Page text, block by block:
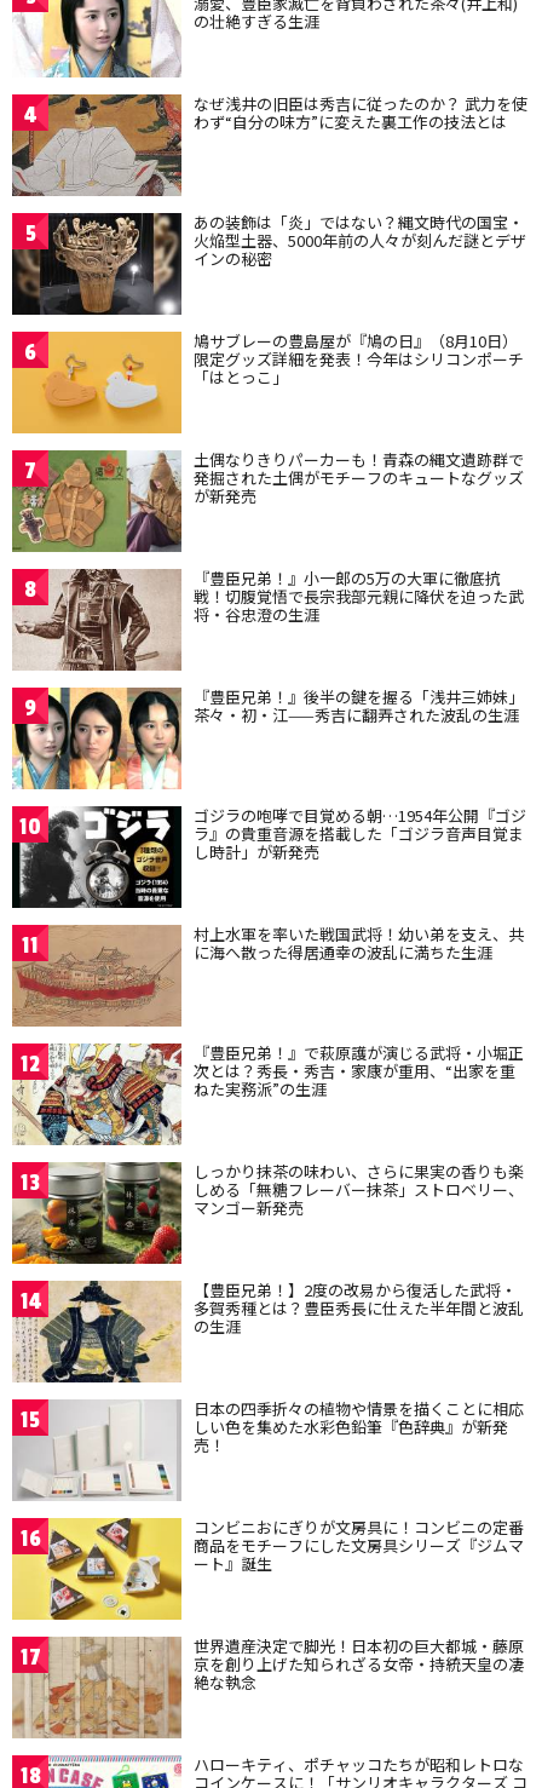
の壮絶すぎる生涯
4 なぜ浅井の旧臣は秀吉に従ったのか？ 武力を使
わず“自分の味方”に変えた裏工作の技法とは
5 あの装飾は「炎」ではない？縄文時代の国宝・
火焔型土器、5000年前の人々が刻んだ謎とデザ
インの秘密
6 鳩サブレーの豊島屋が『鳩の日』（8月10日）
限定グッズ詳細を発表！今年はシリコンポーチ
「はとっこ」
7 土偶なりきりパーカーも！青森の縄文遺跡群で
発掘された土偶がモチーフのキュートなグッズ
が新発売
8 『豊臣兄弟！』小一郎の5万の大軍に徹底抗
戦！切腹覚悟で長宗我部元親に降伏を迫った武
将・谷忠澄の生涯
9 『豊臣兄弟！』後半の鍵を握る「浅井三姉妹」
茶々・初・江——秀吉に翻弄された波乱の生涯
10 ゴジラの咆哮で目覚める朝…1954年公開『ゴジ
ラ』の貴重音源を搭載した「ゴジラ音声目覚ま
し時計」が新発売
11 村上水軍を率いた戦国武将！幼い弟を支え、共
に海へ散った得居通幸の波乱に満ちた生涯
12 『豊臣兄弟！』で萩原護が演じる武将・小堀正
次とは？秀長・秀吉・家康が重用、“出家を重
ねた実務派”の生涯
13 しっかり抹茶の味わい、さらに果実の香りも楽
しめる「無糖フレーバー抹茶」ストロベリー、
マンゴー新発売
14 【豊臣兄弟！】2度の改易から復活した武将・
多賀秀種とは？豊臣秀長に仕えた半年間と波乱
の生涯
15 日本の四季折々の植物や情景を描くことに相応
しい色を集めた水彩色鉛筆『色辞典』が新発
売！
16 コンビニおにぎりが文房具に！コンビニの定番
商品をモチーフにした文房具シリーズ『ジムマ
ート』誕生
17 世界遺産決定で脚光！日本初の巨大都城・藤原
京を創り上げた知られざる女帝・持統天皇の凄
絶な執念
18 ハローキティ、ポチャッコたちが昭和レトロな
コインケースに！「サンリオキャラクターズ コ